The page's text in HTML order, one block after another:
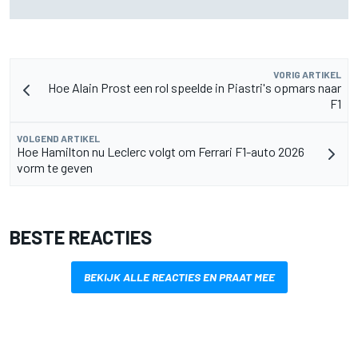
VORIG ARTIKEL
Hoe Alain Prost een rol speelde in Piastri's opmars naar
F1
VOLGEND ARTIKEL
Hoe Hamilton nu Leclerc volgt om Ferrari F1-auto 2026
vorm te geven
BESTE REACTIES
BEKIJK ALLE REACTIES EN PRAAT MEE